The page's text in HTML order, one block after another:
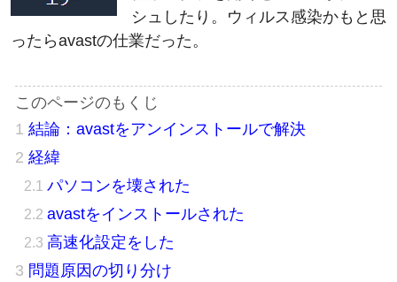
ったらavastの仕業だった。
結論：avastをアンインストールで解決
経緯
パソコンを壊された
avastをインストールされた
高速化設定をした
問題原因の切り分け
Operaだと問題なかった